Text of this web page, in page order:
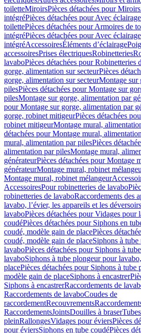
toiletteMiroirsPièces détachées pour Miroirs
intégréPièces détachées pour Avec
toilettePièces détachées pour Armoires de
intégréPièces détachées pour Avec éclairage
intégréAccessoiresÉléments d’éclairage
accessoiresPrises électriquesRobinetteries
lavaboPièces détachées pour Robinetteries
gorge, alimentation sur secteurPièces
gorge, alimentation sur secteurMontage sur
pilesPièces détachées pour Montage sur
pilesMontage sur gorge, alimentation par
pour Montage sur gorge, alimentation par
gorge, robinet mitigeurPièces détachées
robinet mitigeurMontage mural,
détachées pour Montage mural,
mural, alimentation par pilesPièces
alimentation par pilesMontage mural,
générateurPièces détachées pour Montage
générateurMontage mural, robinet
Montage mural, robinet mélangeur
AccessoiresPour robinetteries de lavabo
robinetteries de lavaboRaccordements des
lavabo, l’évier, les appareils et les
lavaboPièces détachées pour Vidages pour
coudéPièces détachées pour Siphons en
coudé, modèle gain de placePièces
coudé, modèle gain de placeSiphons à
lavaboPièces détachées pour Siphons à
lavaboSiphons à tube plongeur pour
placePièces détachées pour Siphons à
modèle gain de placeSiphons à encastrer
Siphons à encastrerRaccordements de
Raccordements de lavaboCoudes de
raccordementRecouvrements
RaccordementsJointsDouilles à braser
pleinRallongesVidages pour éviersPièces
pour éviersSiphons en tube coudéPièces